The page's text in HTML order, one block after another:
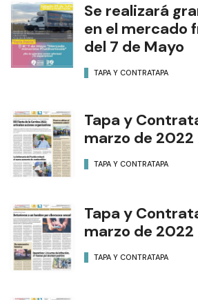
Se realizará
en el mercado
del 7 de Mayo
TAPA Y CONTRATAPA
Tapa y
marzo de 2022
TAPA Y CONTRATAPA
Tapa y
marzo de 2022
TAPA Y CONTRATAPA